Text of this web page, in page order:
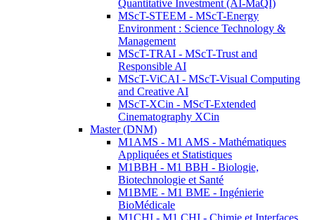
Quantitative Investment (AI-MaQI)
MScT-STEEM - MScT-Energy
Environment : Science Technology &
Management
MScT-TRAI - MScT-Trust and
Responsible AI
MScT-ViCAI - MScT-Visual Computing
and Creative AI
MScT-XCin - MScT-Extended
Cinematography XCin
Master (DNM)
M1AMS - M1 AMS - Mathématiques
Appliquées et Statistiques
M1BBH - M1 BBH - Biologie,
Biotechnologie et Santé
M1BME - M1 BME - Ingénierie
BioMédicale
M1CHI - M1 CHI - Chimie et Interfaces